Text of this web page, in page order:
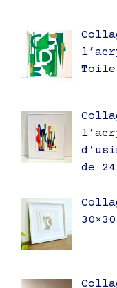
Toile
de